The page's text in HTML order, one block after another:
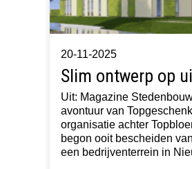
20-11-2025
Slim ontwerp op
Uit: Magazine
avontuur van
organisatie achter
begon ooit bescheiden
een bedrijventerrein in